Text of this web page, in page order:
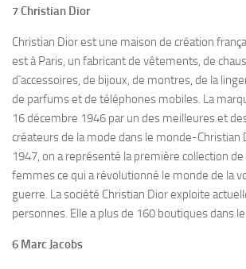
7 Christian Dior
Christian Dior est une maison de création
est à Paris, un fabricant de vêtements, de
d`accessoires, de bijoux, de montres, de la
de parfums et de téléphones mobiles. La
16 décembre 1946 par un des meilleures et
créateurs de la mode dans le monde-Christian
1947, on a représenté la première collection
femmes ce qui a révolutionné le monde de la
guerre. La société Christian Dior exploite
personnes. Elle a plus de 160 boutiques dans
6 Marc Jacobs